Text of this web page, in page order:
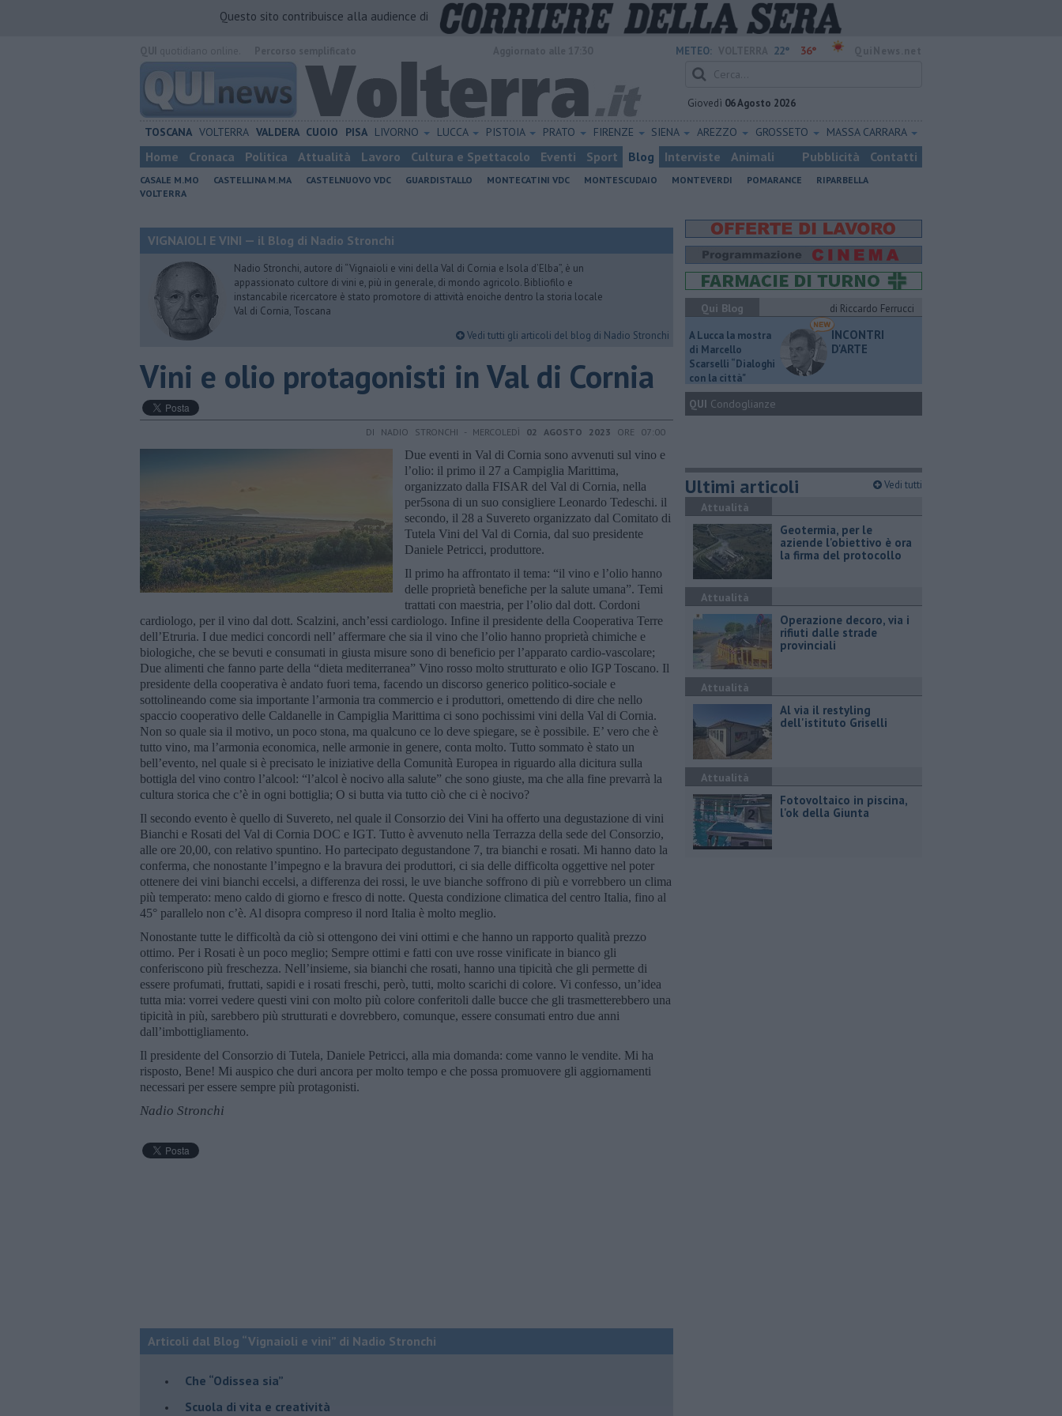
Questo sito contribuisce alla audience di
METEO: 22° 36°
Giovedì 06 Agosto 2026
TOSCANA VOLTERRA VALDERA CUOIO PISA LIVORNO LUCCA PISTOIA PRATO FIRENZE SIENA AREZZO GROSSETO MASSA CARRARA
Home Cronaca Politica Attualità Lavoro Cultura e Spettacolo Eventi Sport Blog Interviste Animali Pubblicità Contatti
CASALE M.MO CASTELLINA M.MA CASTELNUOVO VDC GUARDISTALLO MONTECATINI VDC MONTESCUDAIO MONTEVERDI POMARANCE
RIPARBELLA
VOLTERRA
VIGNAIOLI E VINI — il Blog di Nadio Stronchi
Nadio Stronchi, autore di “Vignaioli e vini della Val di Cornia e Isola d’Elba”, è un
appassionato cultore di vini e, più in generale, di mondo agricolo. Bibliofilo e
instancabile ricercatore è stato promotore di attività enoiche dentro la storia locale
Val di Cornia, Toscana
Vedi tutti gli articoli del blog di Nadio Stronchi
Vini e olio protagonisti in Val di Cornia
DI NADIO STRONCHI - MERCOLEDÌ 02 AGOSTO 2023 ORE 07:00
Due eventi in Val di Cornia sono avvenuti sul vino e
l’olio: il primo il 27 a Campiglia Marittima,
organizzato dalla FISAR del Val di Cornia, nella
per5sona di un suo consigliere Leonardo Tedeschi. il
secondo, il 28 a Suvereto organizzato dal Comitato di
Tutela Vini del Val di Cornia, dal suo presidente
Daniele Petricci, produttore.
Il primo ha affrontato il tema: “il vino e l’olio hanno
delle proprietà benefiche per la salute umana”. Temi
trattati con maestria, per l’olio dal dott. Cordoni
cardiologo, per il vino dal dott. Scalzini, anch’essi cardiologo. Infine il presidente della Cooperativa Terre
dell’Etruria. I due medici concordi nell’ affermare che sia il vino che l’olio hanno proprietà chimiche e
biologiche, che se bevuti e consumati in giusta misure sono di beneficio per l’apparato cardio-vascolare;
Due alimenti che fanno parte della “dieta mediterranea” Vino rosso molto strutturato e olio IGP Toscano. Il
presidente della cooperativa è andato fuori tema, facendo un discorso generico politico-sociale e
sottolineando come sia importante l’armonia tra commercio e i produttori, omettendo di dire che nello
spaccio cooperativo delle Caldanelle in Campiglia Marittima ci sono pochissimi vini della Val di Cornia.
Non so quale sia il motivo, un poco stona, ma qualcuno ce lo deve spiegare, se è possibile. E’ vero che è
tutto vino, ma l’armonia economica, nelle armonie in genere, conta molto. Tutto sommato è stato un
bell’evento, nel quale si è precisato le iniziative della Comunità Europea in riguardo alla dicitura sulla
bottigla del vino contro l’alcool: “l’alcol è nocivo alla salute” che sono giuste, ma che alla fine prevarrà la
cultura storica che c’è in ogni bottiglia; O si butta via tutto ciò che ci è nocivo?
Il secondo evento è quello di Suvereto, nel quale il Consorzio dei Vini ha offerto una degustazione di vini
Bianchi e Rosati del Val di Cornia DOC e IGT. Tutto è avvenuto nella Terrazza della sede del Consorzio,
alle ore 20,00, con relativo spuntino. Ho partecipato degustandone 7, tra bianchi e rosati. Mi hanno dato la
conferma, che nonostante l’impegno e la bravura dei produttori, ci sia delle difficolta oggettive nel poter
ottenere dei vini bianchi eccelsi, a differenza dei rossi, le uve bianche soffrono di più e vorrebbero un clima
più temperato: meno caldo di giorno e fresco di notte. Questa condizione climatica del centro Italia, fino al
45° parallelo non c’è. Al disopra compreso il nord Italia è molto meglio.
Nonostante tutte le difficoltà da ciò si ottengono dei vini ottimi e che hanno un rapporto qualità prezzo
ottimo. Per i Rosati è un poco meglio; Sempre ottimi e fatti con uve rosse vinificate in bianco gli
conferiscono più freschezza. Nell’insieme, sia bianchi che rosati, hanno una tipicità che gli permette di
essere profumati, fruttati, sapidi e i rosati freschi, però, tutti, molto scarichi di colore. Vi confesso, un’idea
tutta mia: vorrei vedere questi vini con molto più colore conferitoli dalle bucce che gli trasmetterebbero una
tipicità in più, sarebbero più strutturati e dovrebbero, comunque, essere consumati entro due anni
dall’imbottigliamento.
Il presidente del Consorzio di Tutela, Daniele Petricci, alla mia domanda: come vanno le vendite. Mi ha
risposto, Bene! Mi auspico che duri ancora per molto tempo e che possa promuovere gli aggiornamenti
necessari per essere sempre più protagonisti.
Nadio Stronchi
Articoli dal Blog “Vignaioli e vini” di Nadio Stronchi
​Che “Odissea sia”
Scuola di vita e creatività
Qui Blog
di Riccardo Ferrucci
A Lucca la mostra
di Marcello
Scarselli “Dialoghi
con la città"
INCONTRI
D'ARTE
QUI Condoglianze
Ultimi articoli Vedi tutti
Attualità
Geotermia, per le
aziende l'obiettivo è ora
la firma del protocollo
Attualità
Operazione decoro, via i
rifiuti dalle strade
provinciali
Attualità
Al via il restyling
dell'istituto Griselli
Attualità
Fotovoltaico in piscina,
l'ok della Giunta